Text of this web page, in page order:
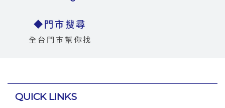
◆門市搜尋
全台門市幫你找
QUICK LINKS